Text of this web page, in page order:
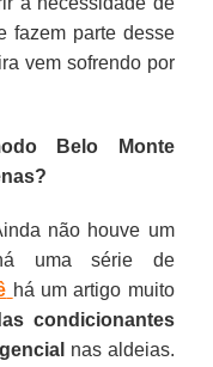
fazem parte desse
vem sofrendo por
Belo Monte
não houve um
uma série de
há um artigo muito
condicionantes
nas aldeias.